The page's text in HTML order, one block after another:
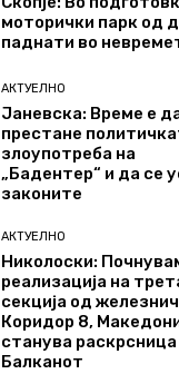
моторички парк од
паднати во
АКТУЕЛНО
Јаневска: Време е
престане
злоупотреба на
„Бадентер“ и да се
законите
АКТУЕЛНО
Николоски:
реализација на
секција од
Коридор 8,
станува раскрсница
Балканот